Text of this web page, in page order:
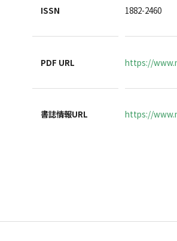
ISSN 1882-2460
PDF URL https://
書誌情報URL https://